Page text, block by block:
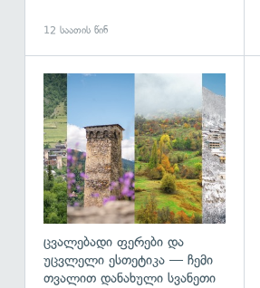
12 საათის წინ
ცვალებადი ფერები და
უცვლელი ესთეტიკა — ჩემი
თვალით დანახული სვანეთი